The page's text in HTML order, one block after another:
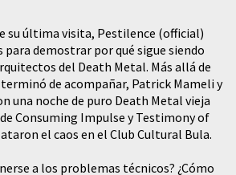
su última visita, Pestilence (official)
para demostrar por qué sigue siendo
del Death Metal. Más allá de
de acompañar, Patrick Mameli y
una noche de puro Death Metal vieja
Consuming Impulse y Testimony of
el caos en el Club Cultural Bula.
a los problemas técnicos? ¿Cómo